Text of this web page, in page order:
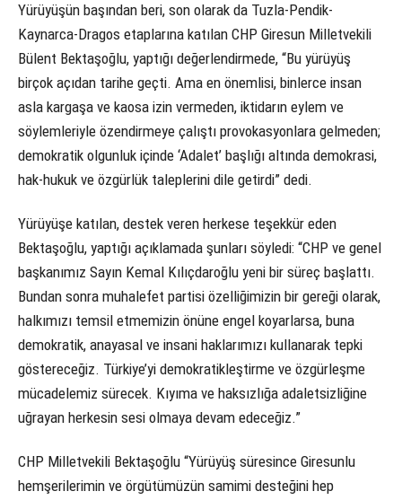
Yürüyüşün başından beri, son olarak da Tuzla-Pendik-
Kaynarca-Dragos etaplarına katılan CHP Giresun Milletvekili
Bülent Bektaşoğlu, yaptığı değerlendirmede, “Bu yürüyüş
birçok açıdan tarihe geçti. Ama en önemlisi, binlerce insan
asla kargaşa ve kaosa izin vermeden, iktidarın eylem ve
söylemleriyle özendirmeye çalıştı provokasyonlara gelmeden;
demokratik olgunluk içinde ‘Adalet’ başlığı altında demokrasi,
hak-hukuk ve özgürlük taleplerini dile getirdi” dedi.
Yürüyüşe katılan, destek veren herkese teşekkür eden
Bektaşoğlu, yaptığı açıklamada şunları söyledi: “CHP ve genel
başkanımız Sayın Kemal Kılıçdaroğlu yeni bir süreç başlattı.
Bundan sonra muhalefet partisi özelliğimizin bir gereği olarak,
halkımızı temsil etmemizin önüne engel koyarlarsa, buna
demokratik, anayasal ve insani haklarımızı kullanarak tepki
göstereceğiz. Türkiye’yi demokratikleştirme ve özgürleşme
mücadelemiz sürecek. Kıyıma ve haksızlığa adaletsizliğine
uğrayan herkesin sesi olmaya devam edeceğiz.”
CHP Milletvekili Bektaşoğlu “Yürüyüş süresince Giresunlu
hemşerilerimin ve örgütümüzün samimi desteğini hep